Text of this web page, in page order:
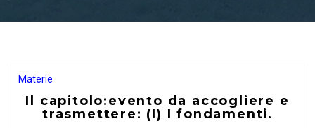
Materie
Il capitolo:evento da accogliere e
trasmettere: (I) I fondamenti.